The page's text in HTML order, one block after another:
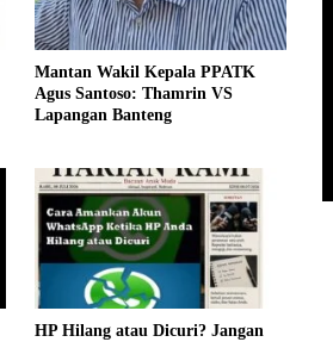
Mantan Wakil Kepala PPATK
Agus Santoso: Thamrin VS
Lapangan Banteng
HP Hilang atau Dicuri? Jangan